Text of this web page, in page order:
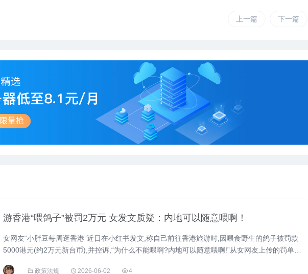
上一篇 下一篇
游香港“喂鸽子”被罚2万元 女发文质疑：内地可以随意喂啊！
女网友“小胖豆每周逛香港”近日在小红书发文,称自己前往香港旅游时,因喂食野生的鸽子被罚款
5000港元(约2万元新台币),并控诉,“为什么不能喂啊?内地可以随意喂啊!”从女网友上传的罚单照
政策法规 2026-06-02 4